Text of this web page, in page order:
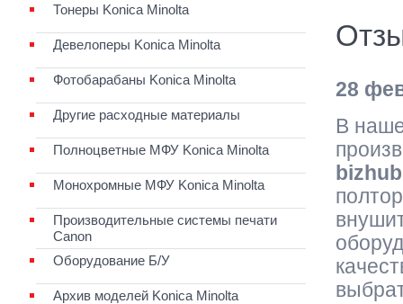
28
В
Тонеры Konica Minolta
Девелоперы Konica Minolta
Фотобарабаны Konica Minolta
Другие расходные материалы
Полноцветные МФУ Konica Minolta
Монохромные МФУ Konica Minolta
Производительные системы печати
Canon
Оборудование Б/У
Архив моделей Konica Minolta